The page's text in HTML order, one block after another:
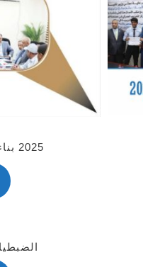
2025 بناء القدرات الجمركية